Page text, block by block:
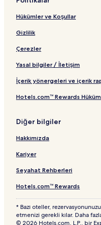
Hükümler ve Koşullar
Gizlilik
Çerezler
Yasal bilgiler / İletişim
İçerik yönergeleri ve içerik
Hotels.com™ Rewards
Diğer bilgiler
Hakkımızda
Kariyer
Seyahat Rehberleri
Hotels.com™ Rewards
* Bazı oteller,
etmenizi gerekli kılar. Daha
© 2026 Hotels.com, L.P., bir